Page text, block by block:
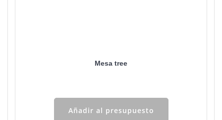
Mesa tree
Añadir al presupuesto